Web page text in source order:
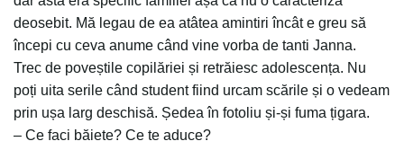
deosebit. Mă legau de ea atâtea amintiri încât e greu să
începi cu ceva anume când vine vorba de tanti Janna.
Trec de poveștile copilăriei și retrăiesc adolescența. Nu
poți uita serile când student fiind urcam scările și o vedeam
prin ușa larg deschisă. Ședea în fotoliu și-și fuma țigara.
– Ce faci băiete? Ce te aduce?